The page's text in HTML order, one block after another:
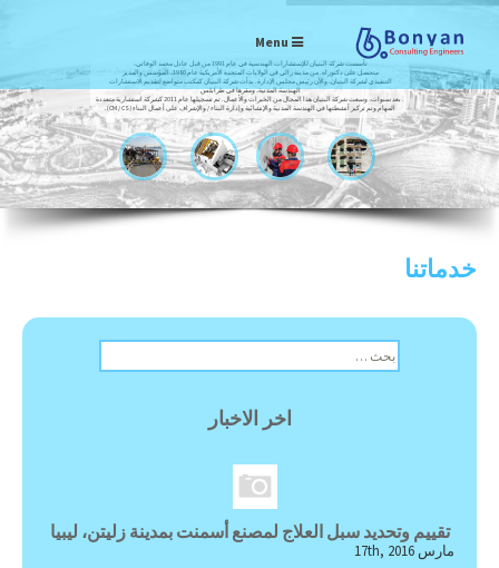
Menu
تأسست شركة البنيان للإستشارات الهندسية في عام 1991 من قبل عادل محمد الوفاتي،
متحصل على دكتوراه. من مدينة رالي في الولايات المتحدة الأمريكية عام 1980، المؤسس والمدير
التنفيذي لشركة البنيان، والآن رئيس مجلس الإدارة. بدأت شركة البنيان كمكتب متواضع لتقديم الاستشارات
الهندسة المدنية، ومقرها في طرابلس
. بعد سنوات، وسعت شركة البنيان هذا المجال من الخبرات والأعمال. تم تسجيلها عام 2011 كشركة استشارية متعددة
المهام وتم تركيز أنشطتها في الهندسة المدنية والإنشائية وإدارة البناء / والإشراف على أعمال البناء (CM / CS).
خدماتنا
ل
اخر الاخبار
تقييم وتحديد سبل العلاج لمصنع أسمنت بمدينة زليتن، ليبيا
مارس 17th, 2016